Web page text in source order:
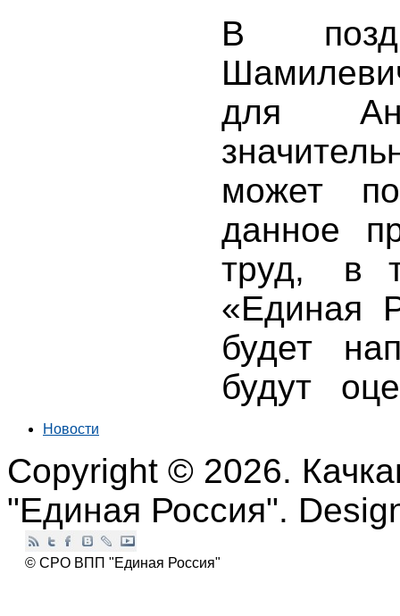
В
для
может
данное
труд, в
будет
будут
Новости
Copyright © 2026.
"Единая Россия".
© СРО ВПП "Единая Россия"